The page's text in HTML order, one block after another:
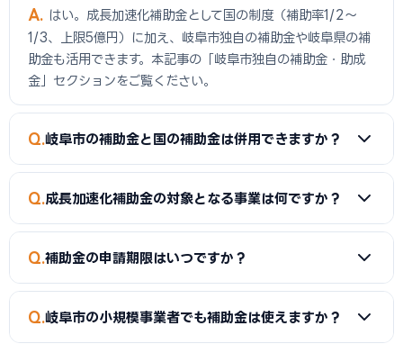
A
はい。成長加速化補助金として国の制度（補助率1/2〜
1/3、上限5億円）に加え、岐阜市独自の補助金や岐阜県の補
助金も活用できます。本記事の「岐阜市独自の補助金・助成
金」セクションをご覧ください。
Q 岐阜市の補助金と国の補助金は併用できますか？
A
同一経費への重複申請はできませんが、経費項目を分ける
確認ください。
Q 成長加速化補助金の対象となる事業は何ですか？
A
新市場進出（新たな市場への展開）、新製品開発、事業
が対象です。事業再構築補助金の後継制度として、中小企業の
新たな挑戦を幅広く支援しています。
Q 補助金の申請期限はいつですか？
A
補助金によって異なります。市独自の補助金は予算がなく
Q 岐阜市の小規模事業者でも補助金は使えますか？